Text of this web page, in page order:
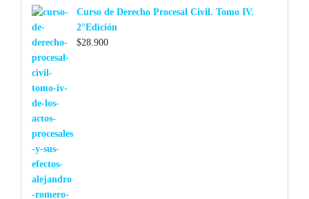
Curso de Derecho Procesal Civil. Tomo IV.
2°Edición
$28.900